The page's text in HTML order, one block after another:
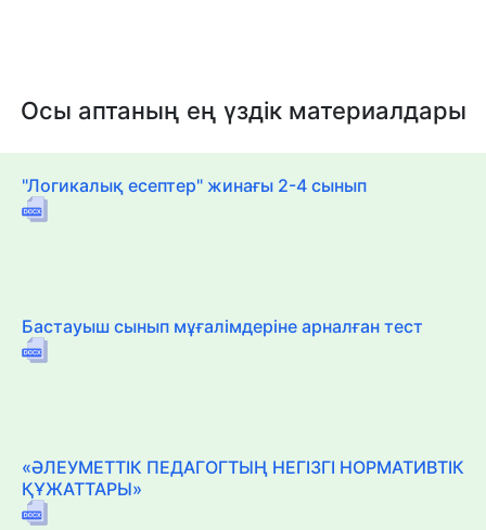
Осы аптаның ең үздік материалдары
"Логикалық есептер" жинағы 2-4 сынып
Бастауыш сынып мұғалімдеріне арналған тест
«ӘЛЕУМЕТТІК ПЕДАГОГТЫҢ НЕГІЗГІ НОРМАТИВТІК
ҚҰЖАТТАРЫ»